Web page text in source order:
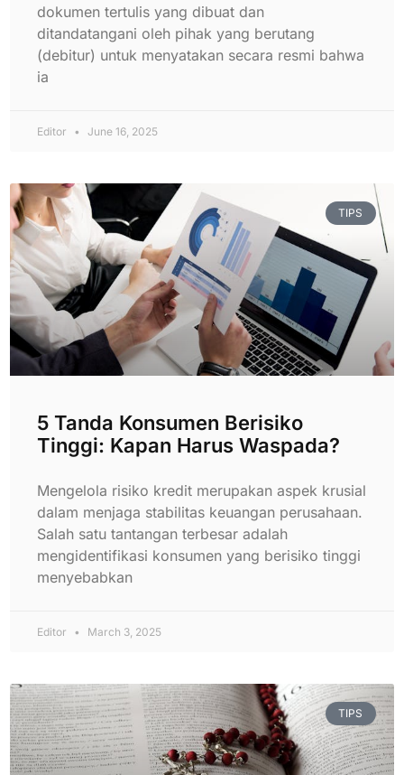
dokumen tertulis yang dibuat dan
ditandatangani oleh pihak yang berutang
(debitur) untuk menyatakan secara resmi bahwa
ia
Editor June 16, 2025
TIPS
5 Tanda Konsumen Berisiko
Tinggi: Kapan Harus Waspada?
Mengelola risiko kredit merupakan aspek krusial
dalam menjaga stabilitas keuangan perusahaan.
Salah satu tantangan terbesar adalah
mengidentifikasi konsumen yang berisiko tinggi
menyebabkan
Editor March 3, 2025
TIPS